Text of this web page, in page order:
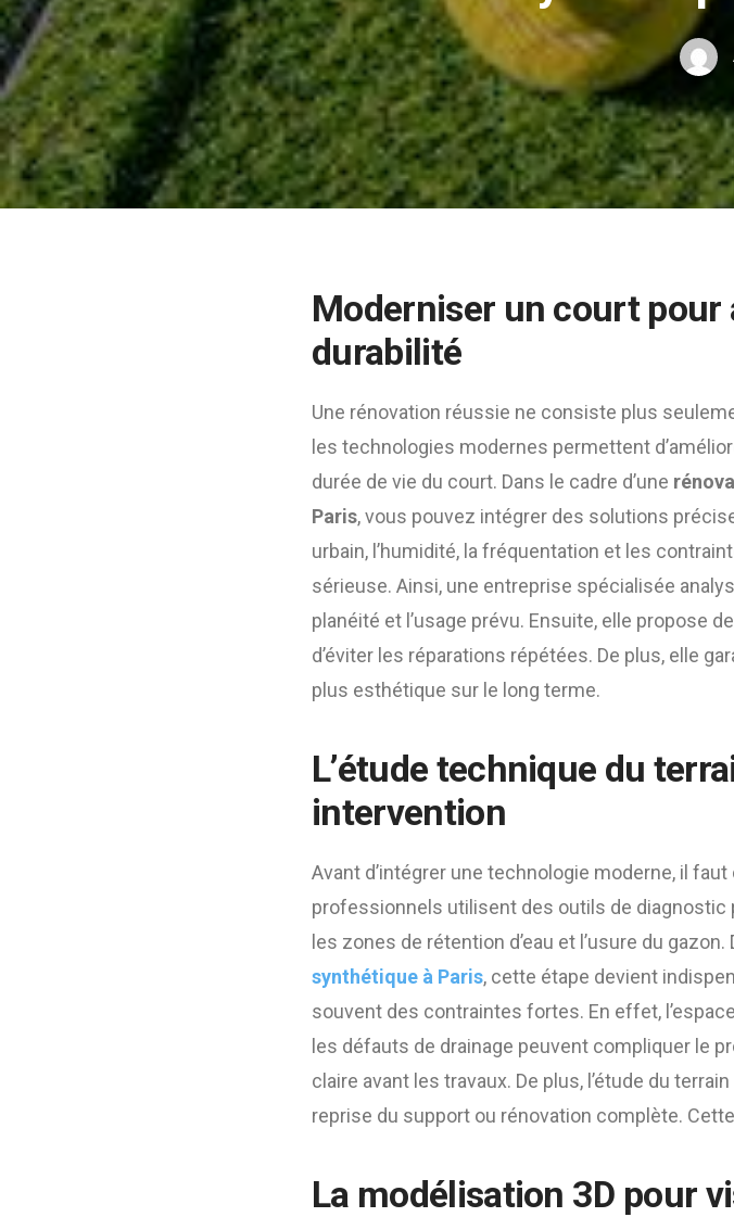
Moderniser un court pour
durabilité
Une rénovation réussie ne consiste plus
les technologies modernes permettent
durée de vie du court. Dans le cadre d’une
Paris, vous pouvez intégrer des solutions
urbain, l’humidité, la fréquentation et les
sérieuse. Ainsi, une entreprise spécialisée
planéité et l’usage prévu. Ensuite, elle propose
d’éviter les réparations répétées. De plus, elle
plus esthétique sur le long terme.
L’étude technique du
intervention
Avant d’intégrer une technologie moderne, il
professionnels utilisent des outils de diagnostic
les zones de rétention d’eau et l’usure du gazon.
synthétique à Paris, cette étape devient
souvent des contraintes fortes. En effet,
les défauts de drainage peuvent compliquer le
claire avant les travaux. De plus, l’étude du
reprise du support ou rénovation complète.
La modélisation 3D pour